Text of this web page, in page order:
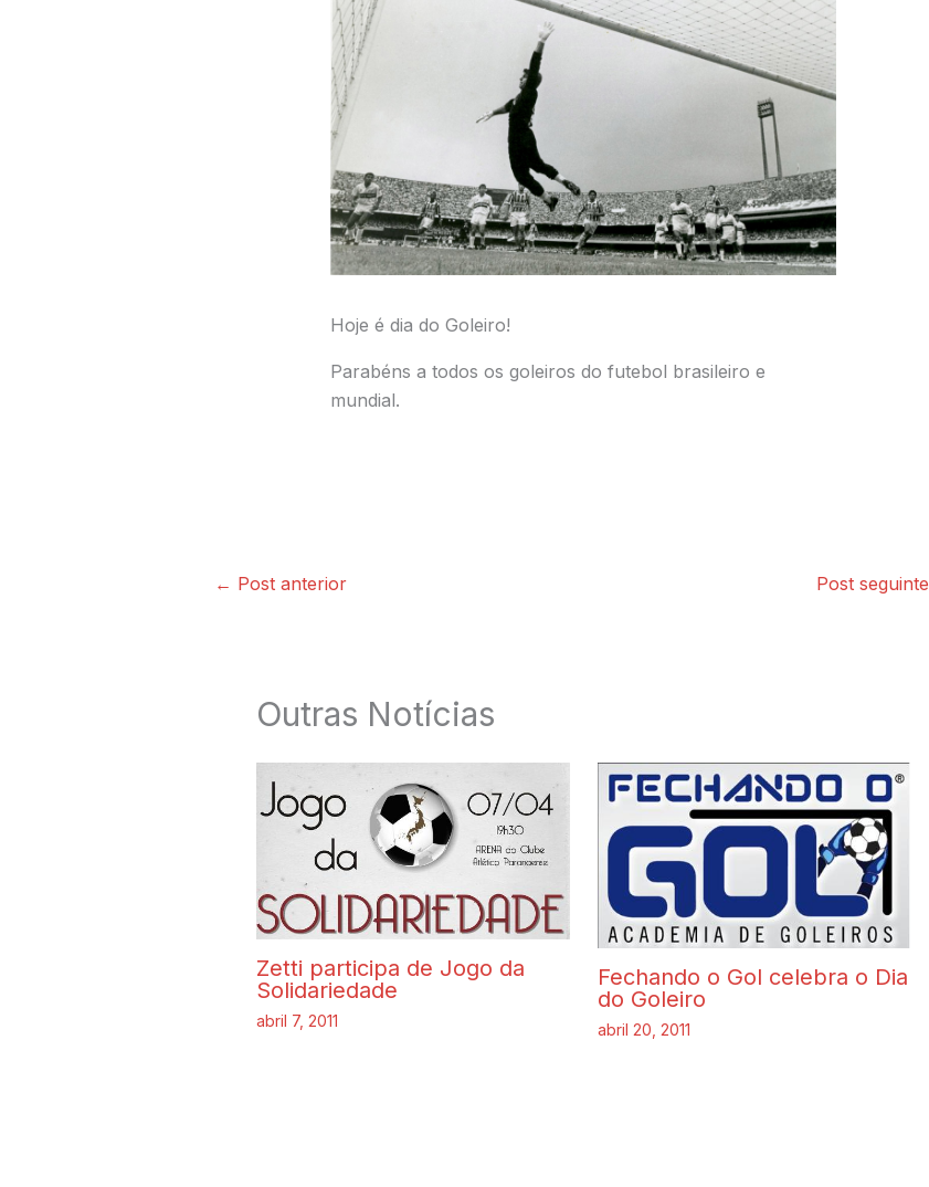
Hoje é dia do Goleiro!
Parabéns a todos os goleiros do futebol brasileiro e
mundial.
← Post anterior Post seguinte
Outras Notícias
Zetti participa de Jogo da
Solidariedade
abril 7, 2011
Fechando o Gol celebra o Dia
do Goleiro
abril 20, 2011